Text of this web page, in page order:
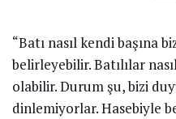
“Batı nasıl kendi başına
belirleyebilir. Batılılar
olabilir. Durum şu, bizi
dinlemiyorlar. Hasebiyle